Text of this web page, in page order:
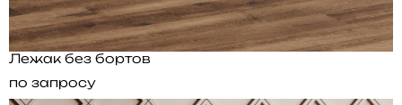
Лежак без бортов
по запросу